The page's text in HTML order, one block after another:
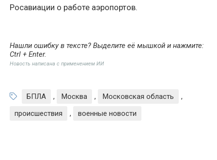
Росавиации о работе аэропортов.
Нашли ошибку в тексте? Выделите её мышкой и нажмите:
Ctrl + Enter.
Новость написана с применением ИИ
БПЛА , Москва , Московская область
,
происшествия
, военные новости